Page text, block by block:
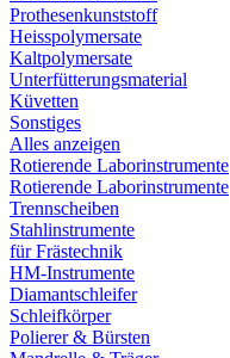
Prothesenkunststoff
Heisspolymersate
Kaltpolymersate
Unterfütterungsmaterial
Küvetten
Sonstiges
Alles anzeigen
Rotierende Laborinstrumente
Rotierende Laborinstrumente
Trennscheiben
Stahlinstrumente
für Frästechnik
HM-Instrumente
Diamantschleifer
Schleifkörper
Polierer & Bürsten